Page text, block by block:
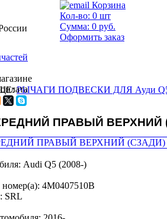
РЫЧАГИ ПОДВЕСКИ ДЛЯ Ауди
ПРАВЫЙ
Audi Q5 (2008-)
4M0407510B
SRL
Корзина
Кол-во: 0 шт
Сумма: 0 руб.
Оформить заказ